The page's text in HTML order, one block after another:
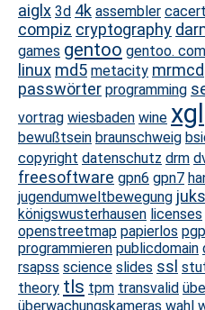
aiglx 3d 4k assembler cacert
compiz cryptography
games gentoo gentoo.
linux md5 metacity mrmcd
passwörter programming
vortrag wiesbaden wine xgl
bewußtsein braunschweig
copyright datenschutz drm
freesoftware gpn6 gpn7
jugendumweltbewegung
königswusterhausen licenses
openstreetmap papierlos pgp
programmieren publicdomain
rsapss science slides ssl
theory tls tpm transvalid
überwachungskameras wahl